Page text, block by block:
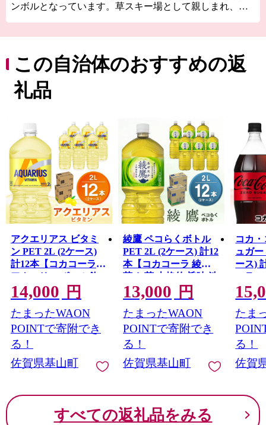
ンボルとなっています。草スキー場として親しまれ、山
です。 一方、古くから交通の要衝として発展し、町内を
九州自動車道や国道３号線、JR鹿児島本線、甘木鉄道な
どが通り、立ち寄りやすく、九州全域どこからでも便利
で近いと感じる町です。ふるさと納税の返礼品も「純米
です。
この自治体のおすすめの返
礼品
アクエリアス ビタミ
ン PET 2L (2ケース)
計12本【コカコーラ
アクエリ スポーツ飲
料 夏バテ予防 水分補
給 ビタミン補給 ビタ
ミンC ミネラル クエ
ン酸 2リットル ペット
ボトル ペット スポー
ツ イベント】K090148
14,000 円
たまったWAON
POINTで寄附でき
る！
佐賀県基山町
綾鷹 ペコらくボトル
PET 2L (2ケース) 計12
本【コカコーラ 綾鷹
茶 お茶 本格的 旨味 渋
み カフェイン 2リット
ル ペットボトル ペッ
ト 常備 備蓄 ご飯にあ
う イベント エコ つぶ
せる 防災 熱中症】
K090154
13,000 円
たまったWAON
POINTで寄附でき
る！
佐賀県基山町
コカ
ュガ
ース)
ーラ
酸飲
トル
リー
イエッ
シュ
キュー
たま
る！
佐賀
すべての返礼品をみる